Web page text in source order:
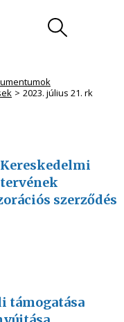
2023. július 21. rk
szerződés
támogatása